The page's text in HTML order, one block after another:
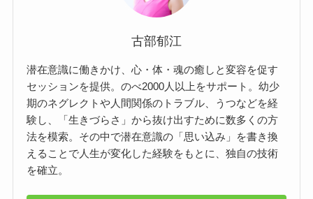
古部郁江
潜在意識に働きかけ、心・体・魂の癒しと変容を促す
セッションを提供。のべ2000人以上をサポート。幼少
期のネグレクトや人間関係のトラブル、うつなどを経
験し、「生きづらさ」から抜け出すために数多くの方
法を模索。その中で潜在意識の「思い込み」を書き換
えることで人生が変化した経験をもとに、独自の技術
を確立。